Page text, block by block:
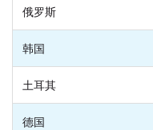
俄罗斯
韩国
土耳其
德国